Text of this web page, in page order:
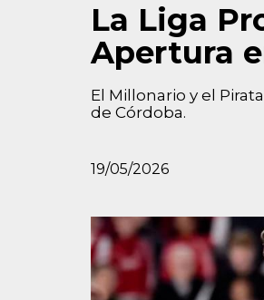
La Liga
Apertura
El Millonario y el
de Córdoba.
19/05/2026